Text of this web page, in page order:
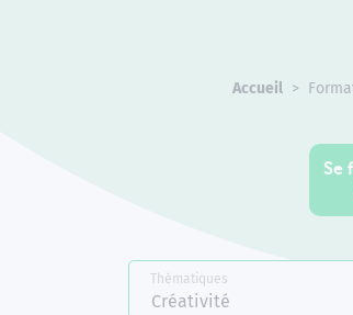
Accueil
Se
Thématiques
Créativité